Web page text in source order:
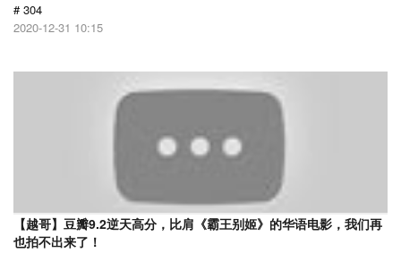
# 304
2020-12-31 10:15
【越哥】豆瓣9.2逆天高分，比肩《霸王别姬》的华语电影，我们再
也拍不出来了！